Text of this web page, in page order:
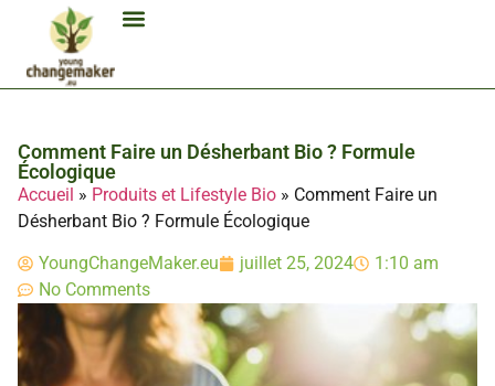
Comment Faire un Désherbant Bio ? Formule
Écologique
Accueil » Produits et Lifestyle Bio » Comment Faire un
Désherbant Bio ? Formule Écologique
YoungChangeMaker.eu juillet 25, 2024
1:10 am
No Comments